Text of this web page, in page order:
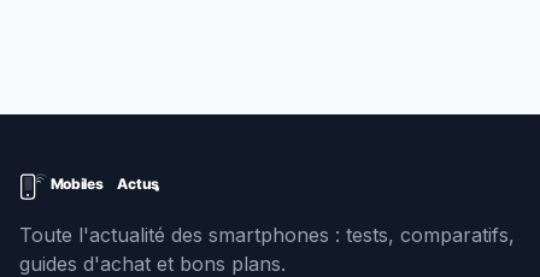
Toute l'actualité des smartphones : tests, comparatifs,
guides d'achat et bons plans.